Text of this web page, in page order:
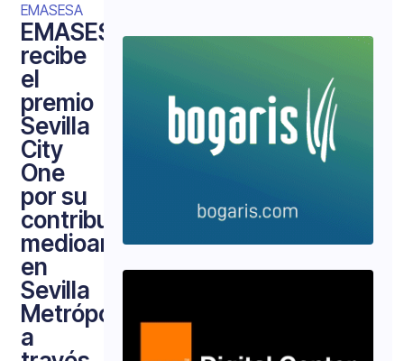
EMASESA
EMASESA
recibe
el
premio
Sevilla
City
One
por su
contribución
medioambiental
en
Sevilla
Metrópolis
a